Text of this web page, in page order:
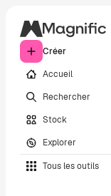
Créer
Accueil
Rechercher
Stock
Explorer
Tous les outils